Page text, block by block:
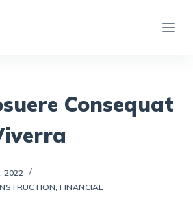
Consequat
2022
, FINANCIAL